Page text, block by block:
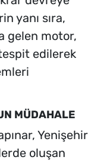
yanı sıra,
gelen motor,
edilerek
MÜDAHALE
Yenişehir
oluşan